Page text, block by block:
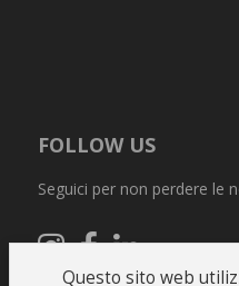
FOLLOW US
Seguici per non perdere le
SeguiciSeguiciSeguici
Questo sito web